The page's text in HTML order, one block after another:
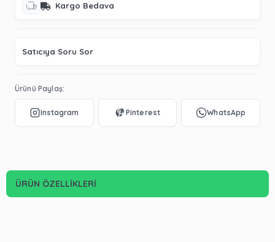
Kargo Bedava
Satıcıya Soru Sor
Ürünü Paylaş:
ÜRÜN ÖZELLIKLERI